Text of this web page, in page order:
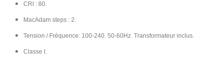
CRI : 80.
MacAdam steps : 2.
Tension / Fréquence: 100-240. 50-60Hz. Transformateur inclus.
Classe I.